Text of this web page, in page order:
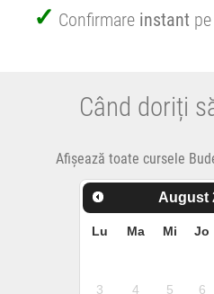
Confirmare instant
Când doriți
Afișează toate cursele
August
Lu Ma Mi Jo
3
4 5 6